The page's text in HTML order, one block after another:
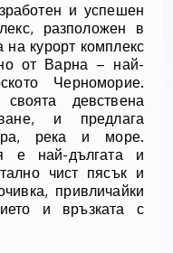
и успешен
разположен в
курорт комплекс
от Варна – най-
Черноморие.
девствена
и предлага
река и море.
е най-дългата и
чист пясък и
привличайки
и връзката с